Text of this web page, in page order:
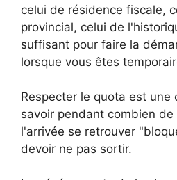
celui de résidence fiscale,
provincial, celui de
suffisant pour faire la
lorsque vous êtes
Respecter le quota est une
savoir pendant combien de
l'arrivée se retrouver
devoir ne pas sortir.